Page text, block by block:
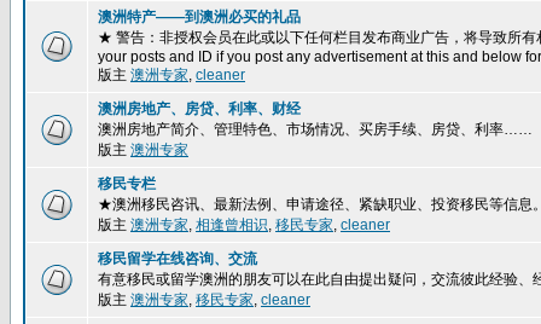
澳洲特产——到澳洲必买的礼品
★ 警告：非授权会员在此或以下任何栏目发布商业广告，将导致所
your posts and ID if you post any advertisement at this and below
版主 澳洲专家, cleaner
澳洲房地产、房贷、利率、财经
澳洲房地产简介、管理特色、市场情况、买房手续、房贷、利率……
版主 澳洲专家
移民专栏
★澳洲移民咨讯、最新法例、申请途径、紧缺职业、投资移民等信息
版主 澳洲专家, 相逢曾相识, 移民专家, cleaner
移民留学在线咨询、交流
有意移民或留学澳洲的朋友可以在此自由提出疑问，交流彼此经验、
版主 澳洲专家, 移民专家, cleaner